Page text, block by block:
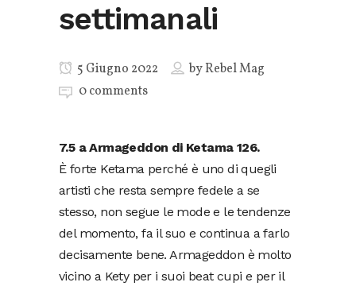
settimanali
5 Giugno 2022 byRebel Mag
0 comments
7.5 a Armageddon di Ketama 126.
È forte Ketama perché è uno di quegli
artisti che resta sempre fedele a se
stesso, non segue le mode e le tendenze
del momento, fa il suo e continua a farlo
decisamente bene. Armageddon è molto
vicino a Kety per i suoi beat cupi e per il